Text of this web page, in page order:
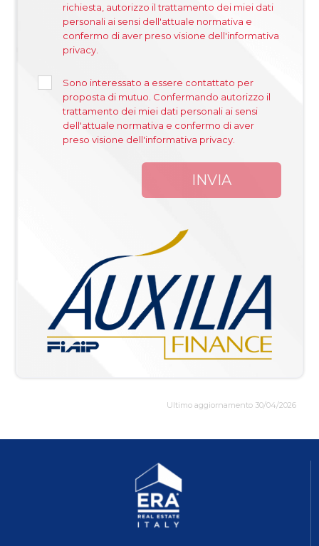
richiesta, autorizzo il trattamento dei miei dati
personali ai sensi dell'attuale normativa e
confermo di aver preso visione dell'informativa
privacy.
Sono interessato a essere contattato per
proposta di mutuo. Confermando autorizzo il
trattamento dei miei dati personali ai sensi
dell'attuale normativa e confermo di aver
preso visione dell'informativa privacy.
INVIA
Ultimo aggiornamento 30/04/2026